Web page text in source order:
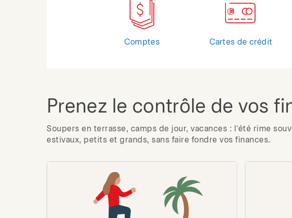
Comptes Cartes de crédit
Prenez le contrôle de vos
Soupers en terrasse, camps de jour, vacances : l’été rime
estivaux, petits et grands, sans faire fondre vos finances.